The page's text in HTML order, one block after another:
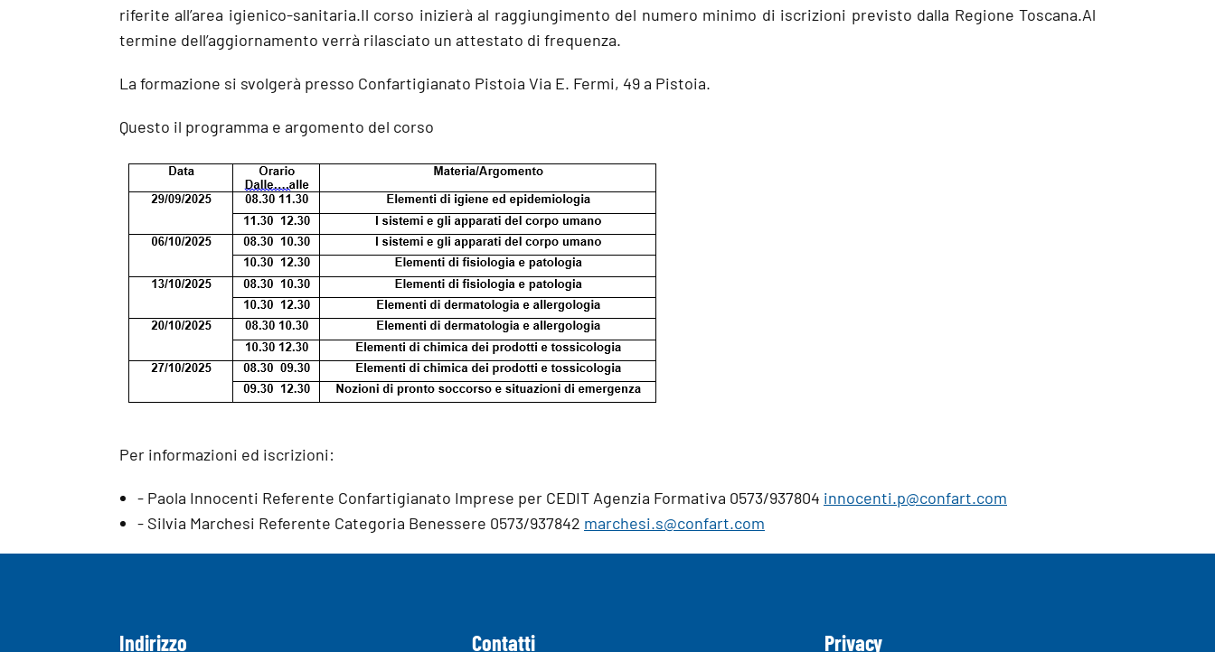
riferite all’area igienico-sanitaria.Il corso inizierà al raggiungimento del numero minimo di iscrizioni previsto dalla Regione Toscana.Al
termine dell’aggiornamento verrà rilasciato un attestato di frequenza.
La formazione si svolgerà presso Confartigianato Pistoia Via E. Fermi, 49 a Pistoia.
Questo il programma e argomento del corso
Per informazioni ed iscrizioni:
- Paola Innocenti Referente Confartigianato Imprese per CEDIT Agenzia Formativa 0573/937804 innocenti.p@confart.com
- Silvia Marchesi Referente Categoria Benessere 0573/937842 marchesi.s@confart.com
Indirizzo Contatti Privacy